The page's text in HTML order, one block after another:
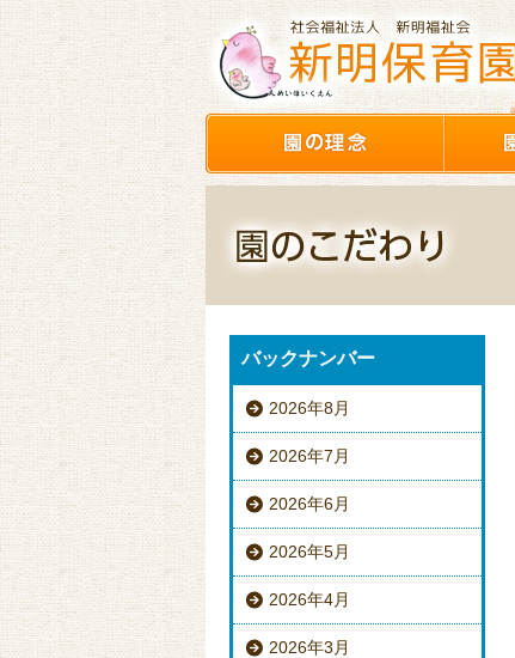
バックナンバー
2026年8月
2026年7月
2026年6月
2026年5月
2026年4月
2026年3月